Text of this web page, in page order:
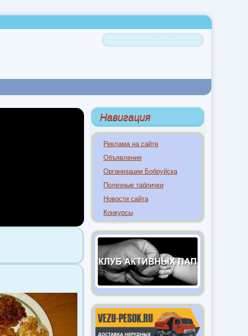
Навигация
Реклама на сайте
Объявления
Организации Бобруйска
Полезные таблички
Новости сайта
Конкурсы